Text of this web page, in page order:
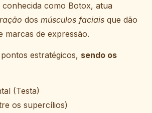
conhecida como Botox, atua
dos músculos faciais que dão
marcas de expressão.
estratégicos, sendo os
(Testa)
os supercílios)